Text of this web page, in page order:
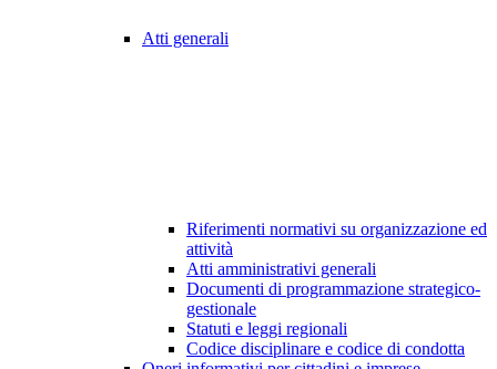
Atti generali
Riferimenti normativi su organizzazione ed
attività
Atti amministrativi generali
Documenti di programmazione strategico-
gestionale
Statuti e leggi regionali
Codice disciplinare e codice di condotta